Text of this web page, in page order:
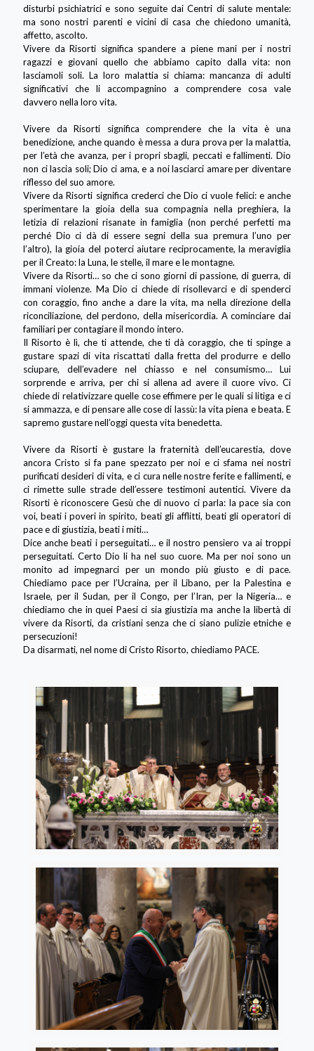
disturbi psichiatrici e sono seguite dai Centri di salute mentale:
ma sono nostri parenti e vicini di casa che chiedono umanità,
affetto, ascolto.
Vivere da Risorti significa spandere a piene mani per i nostri
ragazzi e giovani quello che abbiamo capito dalla vita: non
lasciamoli soli. La loro malattia si chiama: mancanza di adulti
significativi che li accompagnino a comprendere cosa vale
davvero nella loro vita.
Vivere da Risorti significa comprendere che la vita è una
benedizione, anche quando è messa a dura prova per la malattia,
per l’età che avanza, per i propri sbagli, peccati e fallimenti. Dio
non ci lascia soli; Dio ci ama, e a noi lasciarci amare per diventare
riflesso del suo amore.
Vivere da Risorti significa crederci che Dio ci vuole felici: e anche
sperimentare la gioia della sua compagnia nella preghiera, la
letizia di relazioni risanate in famiglia (non perché perfetti ma
perché Dio ci dà di essere segni della sua premura l’uno per
l’altro), la gioia del poterci aiutare reciprocamente, la meraviglia
per il Creato: la Luna, le stelle, il mare e le montagne.
Vivere da Risorti… so che ci sono giorni di passione, di guerra, di
immani violenze. Ma Dio ci chiede di risollevarci e di spenderci
con coraggio, fino anche a dare la vita, ma nella direzione della
riconciliazione, del perdono, della misericordia. A cominciare dai
familiari per contagiare il mondo intero.
Il Risorto è lì, che ti attende, che ti dà coraggio, che ti spinge a
gustare spazi di vita riscattati dalla fretta del produrre e dello
sciupare, dell’evadere nel chiasso e nel consumismo… Lui
sorprende e arriva, per chi si allena ad avere il cuore vivo. Ci
chiede di relativizzare quelle cose effimere per le quali si litiga e ci
si ammazza, e di pensare alle cose di lassù: la vita piena e beata. E
sapremo gustare nell’oggi questa vita benedetta.
Vivere da Risorti è gustare la fraternità dell’eucarestia, dove
ancora Cristo si fa pane spezzato per noi e ci sfama nei nostri
purificati desideri di vita, e ci cura nelle nostre ferite e fallimenti, e
ci rimette sulle strade dell’essere testimoni autentici. Vivere da
Risorti è riconoscere Gesù che di nuovo ci parla: la pace sia con
voi, beati i poveri in spirito, beati gli afflitti, beati gli operatori di
pace e di giustizia, beati i miti…
Dice anche beati i perseguitati… e il nostro pensiero va ai troppi
perseguitati. Certo Dio li ha nel suo cuore. Ma per noi sono un
monito ad impegnarci per un mondo più giusto e di pace.
Chiediamo pace per l’Ucraina, per il Libano, per la Palestina e
Israele, per il Sudan, per il Congo, per l’Iran, per la Nigeria… e
chiediamo che in quei Paesi ci sia giustizia ma anche la libertà di
vivere da Risorti, da cristiani senza che ci siano pulizie etniche e
persecuzioni!
Da disarmati, nel nome di Cristo Risorto, chiediamo PACE.